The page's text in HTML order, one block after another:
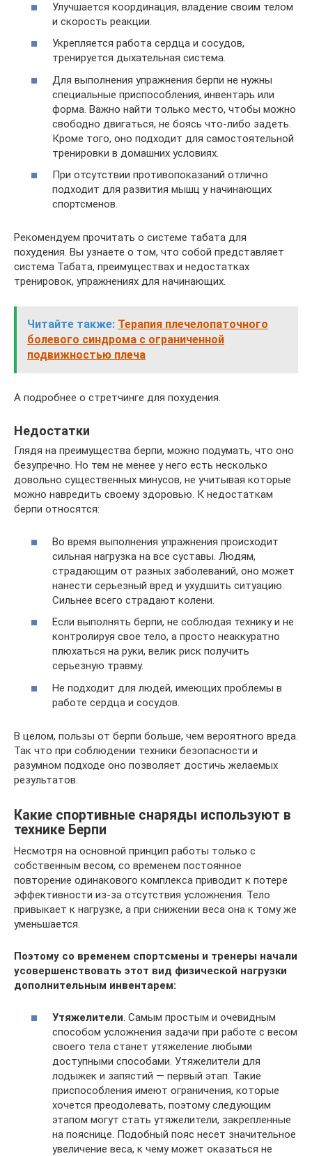
Улучшается координация, владение своим телом
и скорость реакции.
Укрепляется работа сердца и сосудов,
тренируется дыхательная система.
Для выполнения упражнения берпи не нужны
специальные приспособления, инвентарь или
форма. Важно найти только место, чтобы можно
свободно двигаться, не боясь что-либо задеть.
Кроме того, оно подходит для самостоятельной
тренировки в домашних условиях.
При отсутствии противопоказаний отлично
подходит для развития мышц у начинающих
спортсменов.
Рекомендуем прочитать о системе табата для
похудения. Вы узнаете о том, что собой представляет
система Табата, преимуществах и недостатках
тренировок, упражнениях для начинающих.
Читайте также: Терапия плечелопаточного
болевого синдрома с ограниченной
подвижностью плеча
А подробнее о стретчинге для похудения.
Недостатки
Глядя на преимущества берпи, можно подумать, что оно
безупречно. Но тем не менее у него есть несколько
довольно существенных минусов, не учитывая которые
можно навредить своему здоровью. К недостаткам
берпи относятся:
Во время выполнения упражнения происходит
сильная нагрузка на все суставы. Людям,
страдающим от разных заболеваний, оно может
нанести серьезный вред и ухудшить ситуацию.
Сильнее всего страдают колени.
Если выполнять берпи, не соблюдая технику и не
контролируя свое тело, а просто неаккуратно
плюхаться на руки, велик риск получить
серьезную травму.
Не подходит для людей, имеющих проблемы в
работе сердца и сосудов.
В целом, пользы от берпи больше, чем вероятного вреда.
Так что при соблюдении техники безопасности и
разумном подходе оно позволяет достичь желаемых
результатов.
Какие спортивные снаряды используют в
технике Берпи
Несмотря на основной принцип работы только с
собственным весом, со временем постоянное
повторение одинакового комплекса приводит к потере
эффективности из-за отсутствия усложнения. Тело
привыкает к нагрузке, а при снижении веса она к тому же
уменьшается.
Поэтому со временем спортсмены и тренеры начали
усовершенствовать этот вид физической нагрузки
дополнительным инвентарем:
Утяжелители. Самым простым и очевидным
способом усложнения задачи при работе с весом
своего тела станет утяжеление любыми
доступными способами. Утяжелители для
лодыжек и запястий — первый этап. Такие
приспособления имеют ограничения, которые
хочется преодолевать, поэтому следующим
этапом могут стать утяжелители, закрепленные
на пояснице. Подобный пояс несет значительное
увеличение веса, к чему может оказаться не